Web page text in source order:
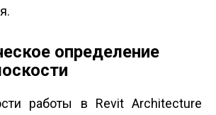
определение
работы в Revit Architecture